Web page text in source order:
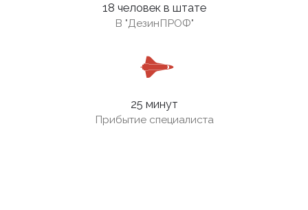
18 человек в штате
В "ДезинПРОФ"
25 минут
Прибытие специалиста